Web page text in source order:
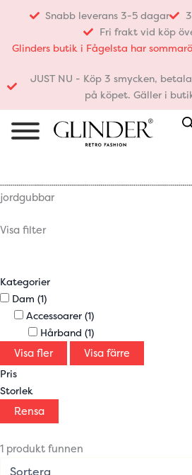
innehåll
Snabb leverans 3-5 dagar
Fri frakt vid köp
Glinders butik i Fågelsta har
JUST NU - Köp 3 smycken,
på köpet. Gäller i
jordgubbar
Visa filter
Kategorier
Dam (1)
Accessoarer (1)
Hårband (1)
Visa fler Visa färre
Pris
Storlek
Rensa
1 produkt funnen